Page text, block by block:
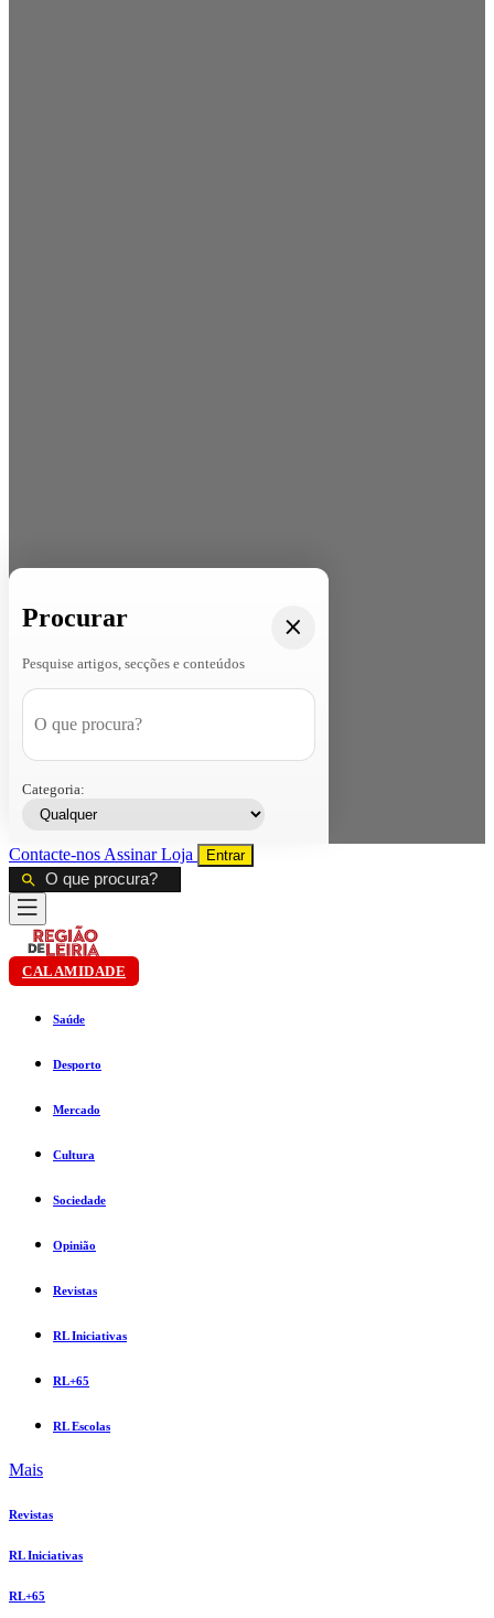
Procurar
Pesquise artigos, secções e conteúdos
Categoria:
Contacte-nos AssinarLoja Entrar
CALAMIDADE
Saúde
Desporto
Mercado
Cultura
Sociedade
Opinião
Revistas
RL Iniciativas
RL+65
RL Escolas
Mais
Revistas
RL Iniciativas
RL+65